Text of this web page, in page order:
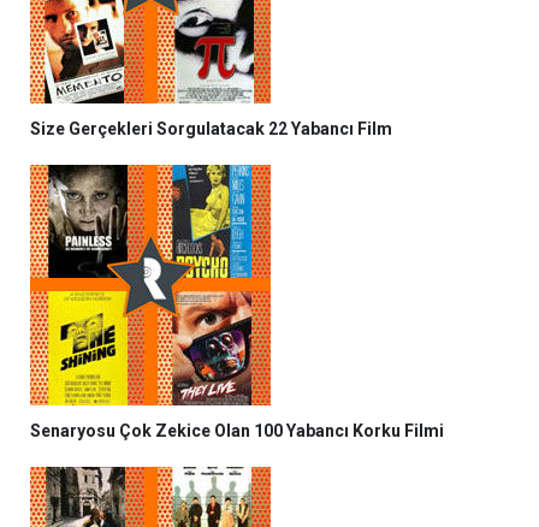
Size Gerçekleri Sorgulatacak 22 Yabancı Film
Senaryosu Çok Zekice Olan 100 Yabancı Korku Filmi